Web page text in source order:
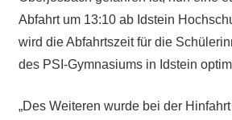
Abfahrt um 13:10 ab Idstein
wird die Abfahrtszeit für die
des PSI-Gymnasiums in Idstein
„Des Weiteren wurde bei der